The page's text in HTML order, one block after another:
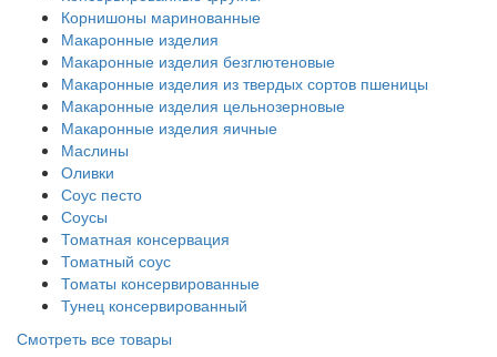
Корнишоны маринованные
Макаронные изделия
Макаронные изделия безглютеновые
Макаронные изделия из твердых сортов пшеницы
Макаронные изделия цельнозерновые
Макаронные изделия яичные
Маслины
Оливки
Соус песто
Соусы
Томатная консервация
Томатный соус
Томаты консервированные
Тунец консервированный
Смотреть все товары